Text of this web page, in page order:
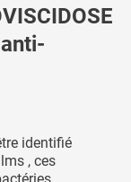
identifié
, ces